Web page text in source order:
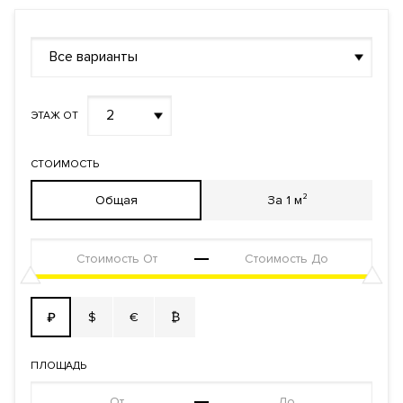
Адрес: переулок Большой Татарский, вл. 21.
Инфраструктура в доме
Сервис высшего уровня - круглосуточная служба комфорта.
Тренажерная комната. Лаундж зона для жителей и их гостей.
Beauty-rooms. Workout у водопада с местами для йоги.
Все варианты
ЭТАЖ ОТ 2
СТОИМОСТЬ
Общая За 1 м²
₽ $ € ₿
ПЛОЩАДЬ